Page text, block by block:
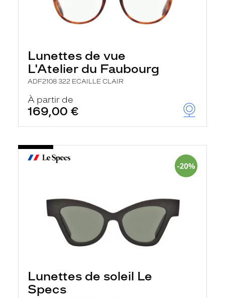
Lunettes de vue
L'Atelier du Faubourg
ADF2108 322 ECAILLE CLAIR
À partir de
169,00 €
Lunettes de soleil Le
Specs